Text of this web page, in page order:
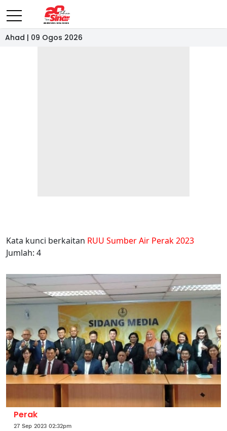
Ahad | 09 Ogos 2026
Kata kunci berkaitan RUU Sumber Air Perak 2023
Jumlah: 4
Perak
27 Sep 2023 02:32pm